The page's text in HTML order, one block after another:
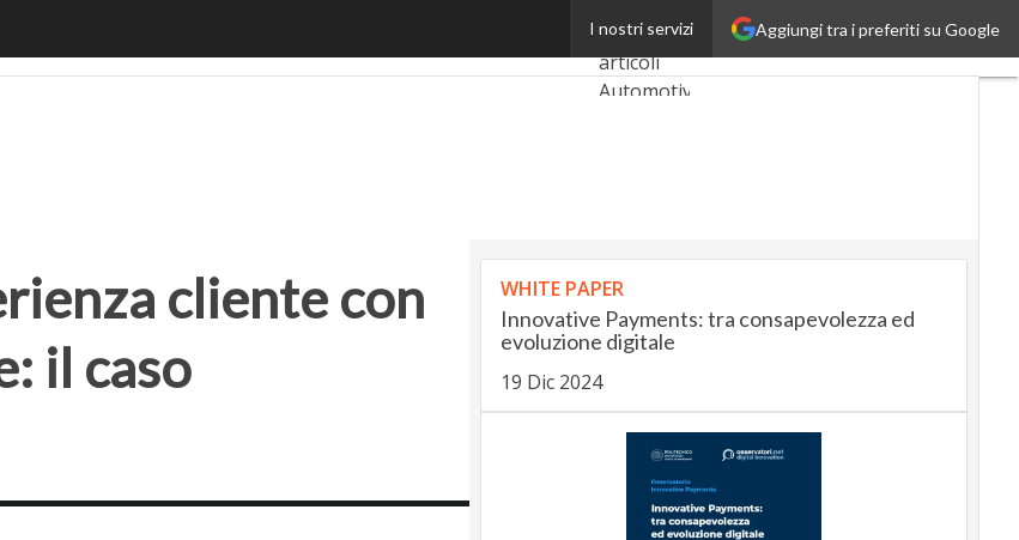
Aggiungi tra i preferiti su Google
I nostri servizi
cliente con l’Intelligenza Artificiale: il caso Carrefour-Digitiamo Ultimi
articoli
AutomotiveUp
RetailUp
SmartMobilityUp
Proptech
Startup
cliente con
il caso
WHITE PAPER
Innovative Payments: tra consapevolezza ed
evoluzione digitale
19 Dic 2024